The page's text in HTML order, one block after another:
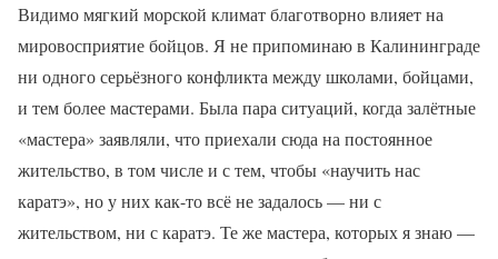
Видимо мягкий морской климат благотворно влияет на
мировосприятие бойцов. Я не припоминаю в Калининграде
ни одного серьёзного конфликта между школами, бойцами,
и тем более мастерами. Была пара ситуаций, когда залётные
«мастера» заявляли, что приехали сюда на постоянное
жительство, в том числе и с тем, чтобы «научить нас
каратэ», но у них как-то всё не задалось — ни с
жительством, ни с каратэ. Те же мастера, которых я знаю —